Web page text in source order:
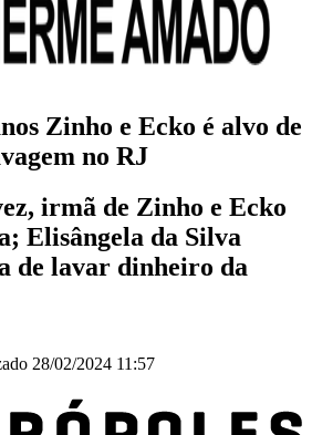
Zinho e Ecko é alvo de
no RJ
irmã de Zinho e Ecko
Elisângela da Silva
de lavar dinheiro da
28/02/2024 11:57